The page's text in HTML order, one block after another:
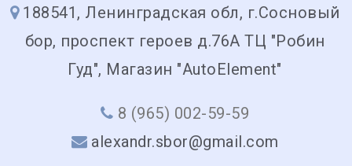
188541, Ленинградская обл, г.Сосновый
бор, проспект героев д.76А ТЦ "Робин
Гуд", Магазин "AutoElement"
8 (965) 002-59-59
alexandr.sbor@gmail.com